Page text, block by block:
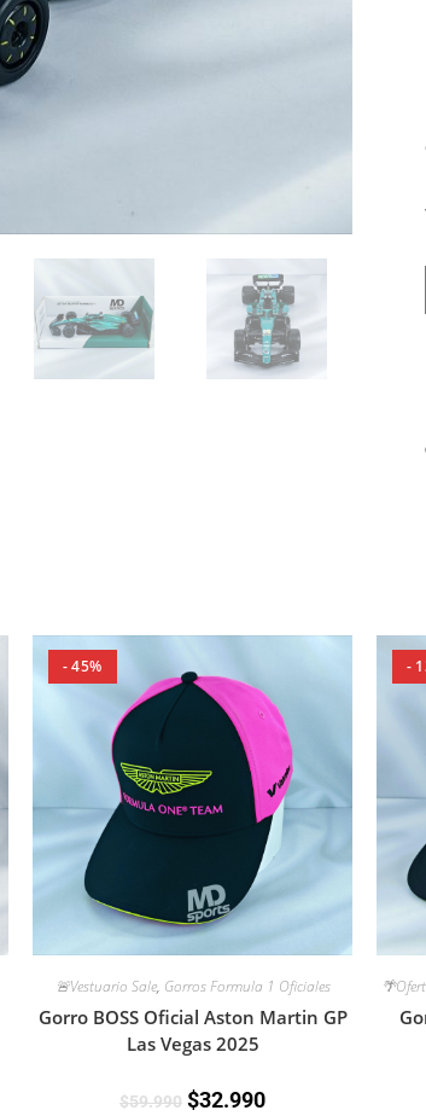
- 45%
🚨Vestuario Sale, Gorros Formula 1 Oficiales
Gorro BOSS Oficial Aston Martin GP
Las Vegas 2025
$59.990 $32.990
-